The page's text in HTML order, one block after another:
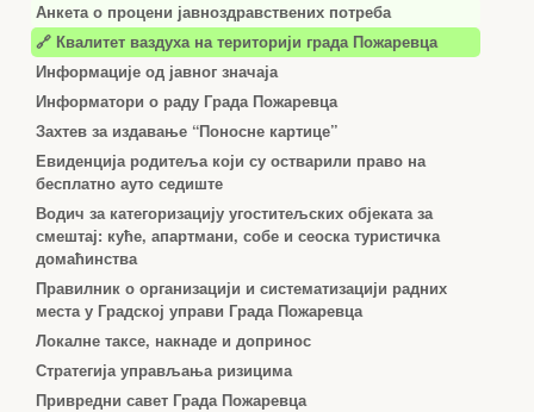
Анкета о процени јавноздравствених потреба
🔗 Квалитет ваздуха на територији града Пожаревца
Информације од јавног значаја
Информатори о раду Града Пожаревца
Захтев за издавање “Поносне картице”
Евиденција родитеља који су остварили право на
бесплатно ауто седиште
Водич за категоризацију угоститељских објеката за
смештај: куће, апартмани, собе и сеоска туристичка
домаћинства
Правилник о организацији и систематизацији радних
места у Градској управи Града Пожаревца
Локалне таксе, накнаде и допринос
Стратегија управљања ризицима
Привредни савет Града Пожаревца